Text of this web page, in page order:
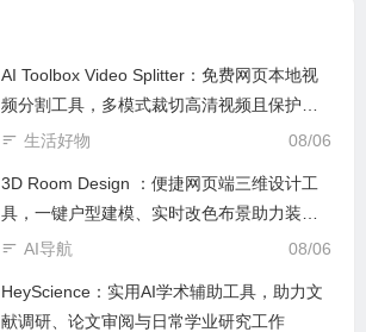
AI Toolbox Video Splitter：免费网页本地视
频分割工具，多模式裁切高清视频且保护隐
私
08/06
生活好物
3D Room Design ：便捷网页端三维设计工
具，一键户型建模、实时改色布景助力装修
设计
08/06
AI导航
HeyScience：实用AI学术辅助工具，助力文
献调研、论文审阅与日常学业研究工作